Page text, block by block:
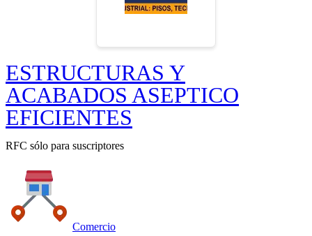
ESTRUCTURAS Y
ACABADOS ASEPTICO
EFICIENTES
RFC sólo para suscriptores
Comercio